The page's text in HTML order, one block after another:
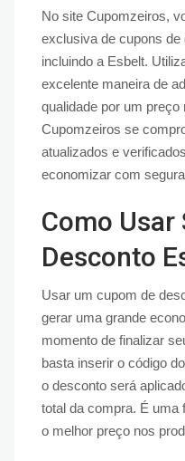
No site Cupomzeiros,
exclusiva de cupons
incluindo a Esbelt.
excelente maneira de
qualidade por um
Cupomzeiros se
atualizados e
economizar com
Como Usar
Desconto
Usar um cupom de
gerar uma grande
momento de finalizar
basta inserir o código
o desconto será
total da compra. É uma
o melhor preço nos